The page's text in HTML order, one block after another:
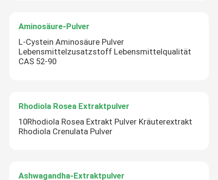
Aminosäure-Pulver
L-Cystein Aminosäure Pulver
Lebensmittelzusatzstoff Lebensmittelqualität
CAS 52-90
Rhodiola Rosea Extraktpulver
10Rhodiola Rosea Extrakt Pulver Kräuterextrakt
Rhodiola Crenulata Pulver
Ashwagandha-Extraktpulver